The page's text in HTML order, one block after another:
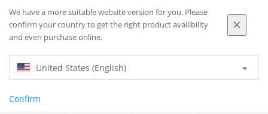
We have a more suitable website version for you. Please
confirm your country to get the right product availibility
and even purchase online.
United States (English)
Confirm